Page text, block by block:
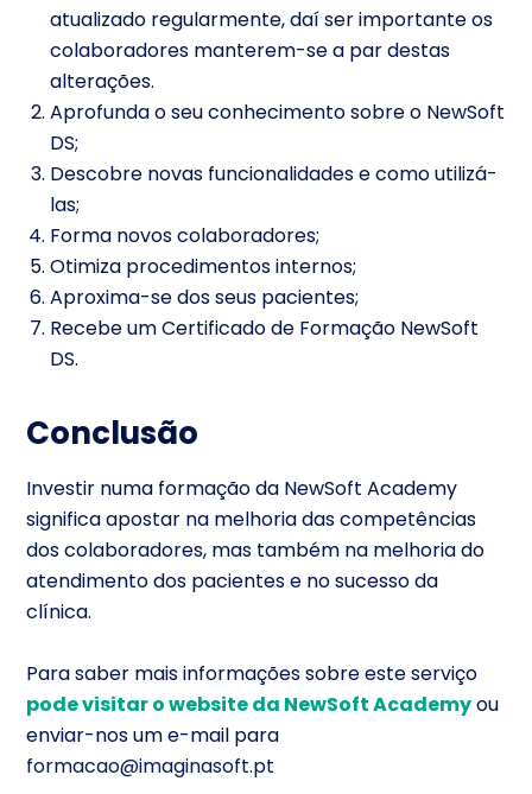
atualizado regularmente, daí ser importante os
colaboradores manterem-se a par destas
alterações.
Aprofunda o seu conhecimento sobre o NewSoft
DS;
Descobre novas funcionalidades e como utilizá-
las;
Forma novos colaboradores;
Otimiza procedimentos internos;
Aproxima-se dos seus pacientes;
Recebe um Certificado de Formação NewSoft
DS.
Conclusão
Investir numa formação da NewSoft Academy
significa apostar na melhoria das competências
dos colaboradores, mas também na melhoria do
atendimento dos pacientes e no sucesso da
clínica.
Para saber mais informações sobre este serviço
pode visitar owebsite da NewSoft Academyou
enviar-nos um e-mail para
formacao@imaginasoft.pt